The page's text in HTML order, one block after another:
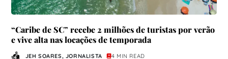
“Caribe de SC” recebe 2 milhões de turistas por verão
e vive alta nas locações de temporada
JEH SOARES, JORNALISTA
4 MIN READ